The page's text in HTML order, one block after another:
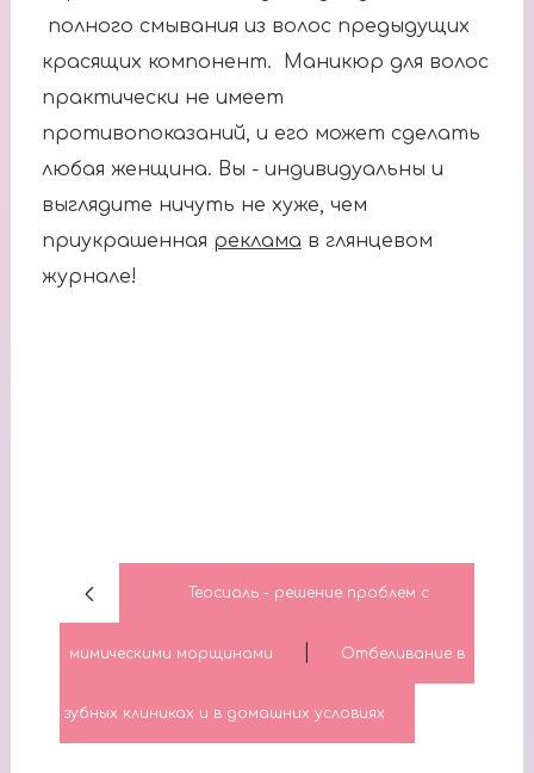
полного смывания из волос предыдущих
красящих компонент. Маникюр для волос
практически не имеет
противопоказаний, и его может сделать
любая женщина. Вы - индивидуальны и
выглядите ничуть не хуже, чем
приукрашенная реклама в глянцевом
журнале!
Теосиаль - решение проблем с
мимическими морщинами Отбеливание в
зубных клиниках и в домашних условиях